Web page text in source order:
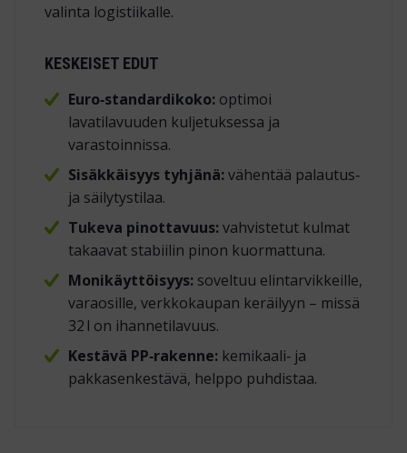
valinta logistiikalle.
KESKEISET EDUT
Euro‑standardikoko:optimoi
lavatilavuuden kuljetuksessa ja
varastoinnissa.
Sisäkkäisyys tyhjänä:vähentää palautus‑
ja säilytystilaa.
Tukeva pinottavuus:vahvistetut kulmat
takaavat stabiilin pinon kuormattuna.
Monikäyttöisyys:soveltuu elintarvikkeille,
varaosille, verkkokaupan keräilyyn – missä
32 l on ihanne­tilavuus.
Kestävä PP‑rakenne:kemikaali‑ ja
pakkasenkestävä, helppo puhdistaa.